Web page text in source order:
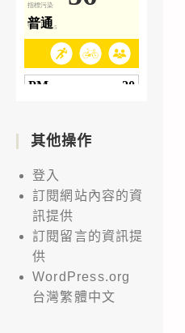
其他操作
登入
訂閱網站內容的資
訊提供
訂閱留言的資訊提
供
WordPress.org
台灣繁體中文